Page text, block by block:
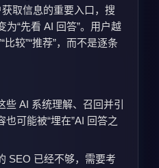
取信息的重要入口，搜
为“先看 AI 回答”。用户越
比较”“推荐”，而不是逐条
AI 系统理解、召回并引
可能被“埋在”AI 回答之
SEO 已经不够，需要考